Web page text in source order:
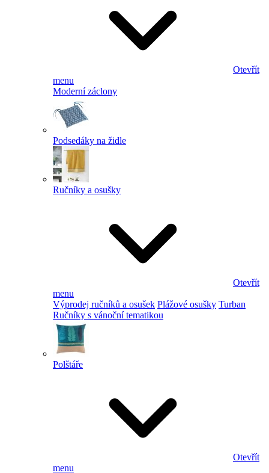
Otevřít
menu
Moderní záclony
Podsedáky na židle
Ručníky a osušky
Otevřít
menu
Výprodej ručníků a osušek Plážové osušky Turban
Ručníky s vánoční tematikou
Polštáře
Otevřít
menu